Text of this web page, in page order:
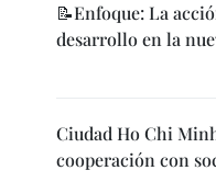
📝Enfoque: La
desarrollo en la
Ciudad Ho Chi
cooperación con